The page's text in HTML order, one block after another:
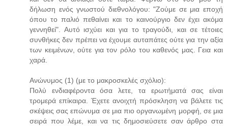
δήλωση ενός γνωστού διεθνολόγου: "Ζούμε σε μια εποχή
όπου το παλιό πεθαίνει και το καινούργιο δεν έχει ακόμα
γεννηθεί". Αυτό ισχύει και για το τραγούδι, και σε τέτοιες
συνθήκες δεν πρέπει να έχουμε αυταπάτες ούτε για την αξία
των κειμένων, ούτε για τον ρόλο του καθενός μας. Γεια και
χαρά.
Ανώνυμος (1) (με το μακροσκελές σχόλιο):
Πολύ ενδιαφέροντα όσα λετε, τα ερωτήματά σας είναι
τρομερά επίκαιρα. Έχετε ανοιχτή πρόσκληση να βάλετε τις
σκέψεις σας επώνυμα σε μια πιο οργανωμένη μορφή, σε μια
σειρά που λέμε, και να τις δημοσιεύσετε σαν άρθρο στα